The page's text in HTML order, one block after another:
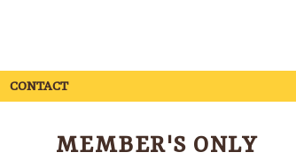
CONTACT
MEMBER'S ONLY